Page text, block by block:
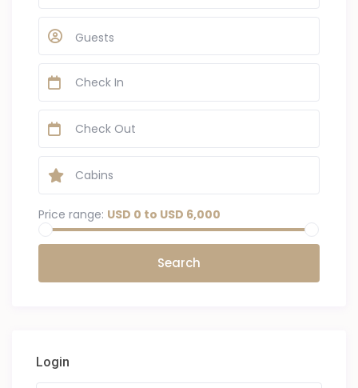
Guests
Price range: USD 0 to USD 6,000
Login